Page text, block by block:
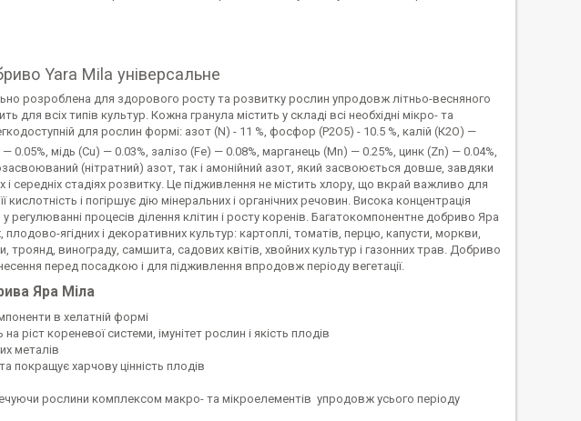
універсальне
розроблена для здорового росту та розвитку рослин упродовж літньо-весняного
для всіх типів культур. Кожна гранула містить у складі всі необхідні мікро- та
для рослин формі: азот (N) - 11 %, фосфор (Р2О5) - 10.5 %, калій (К2О) —
0.05%, мідь (Cu) — 0.03%, залізо (Fe) — 0.08%, марганець (Mn) — 0.25%, цинк (Zn) — 0.04%,
(нітратний) азот, так і амонійний азот, який засвоюється довше, завдяки
середніх стадіях розвитку. Це підживлення не містить хлору, що вкрай важливо для
і погіршує дію мінеральних і органічних речовин. Висока концентрація
процесів ділення клітин і росту коренів. Багатокомпонентне добриво Яра
ягідних і декоративних культур: картоплі, томатів, перцю, капусти, моркви,
троянд, винограду, самшита, садових квітів, хвойних культур і газонних трав. Добриво
перед посадкою і для підживлення впродовж періоду вегетації.
Яра Міла
в хелатній формі
кореневої системи, імунітет рослин і якість плодів
металів
покращує харчову цінність плодів
рослини комплексом макро- та мікроелементів упродовж усього періоду